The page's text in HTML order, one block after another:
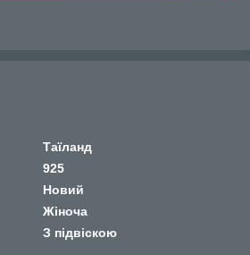
Таїланд
925
Новий
Жіноча
З підвіскою